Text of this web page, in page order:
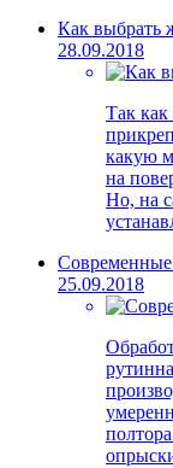
Как выбрать
28.09.2018
Так как
какую
на
Но, на
25.09.2018